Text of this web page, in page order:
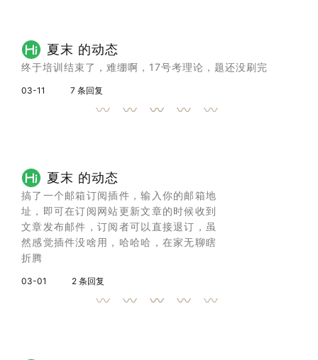
夏末 的动态
终于培训结束了，难绷啊，17号考理论，题还没刷完
03-11 7 条回复
夏末 的动态
搞了一个邮箱订阅插件，输入你的邮箱地
址，即可在订阅网站更新文章的时候收到
文章发布邮件，订阅者可以直接退订，虽
然感觉插件没啥用，哈哈哈，在家无聊瞎
折腾
03-01 2 条回复